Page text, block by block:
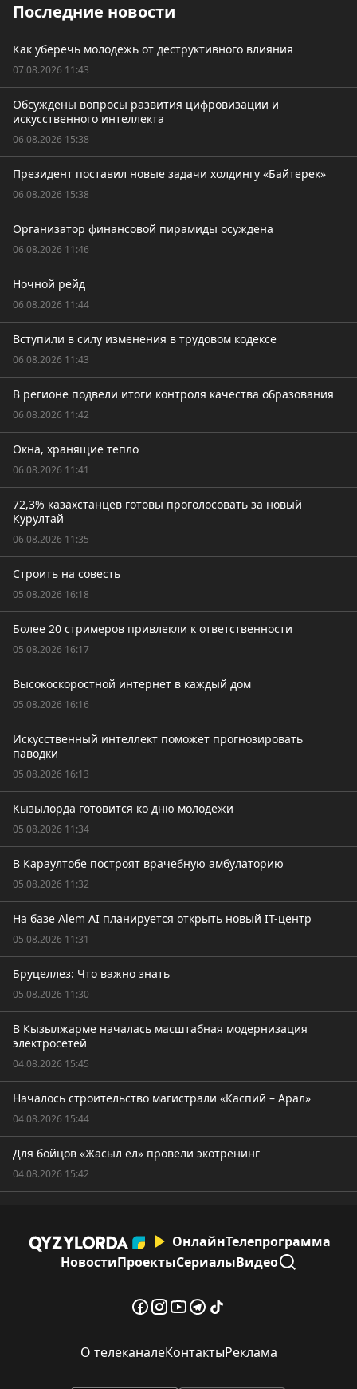
Последние новости
Как уберечь молодежь от деструктивного влияния
07.08.2026 11:43
Обсуждены вопросы развития цифровизации и
искусственного интеллекта
06.08.2026 15:38
Президент поставил новые задачи холдингу «Байтерек»
06.08.2026 15:38
Организатор финансовой пирамиды осуждена
06.08.2026 11:46
Ночной рейд
06.08.2026 11:44
Вступили в силу изменения в трудовом кодексе
06.08.2026 11:43
В регионе подвели итоги контроля качества образования
06.08.2026 11:42
Окна, хранящие тепло
06.08.2026 11:41
72,3% казахстанцев готовы проголосовать за новый
Курултай
06.08.2026 11:35
Строить на совесть
05.08.2026 16:18
Более 20 стримеров привлекли к ответственности
05.08.2026 16:17
Высокоскоростной интернет в каждый дом
05.08.2026 16:16
Искусственный интеллект поможет прогнозировать
паводки
05.08.2026 16:13
Кызылорда готовится ко дню молодежи
05.08.2026 11:34
В Караултобе построят врачебную амбулаторию
05.08.2026 11:32
На базе Alem AI планируется открыть новый IT-центр
05.08.2026 11:31
Бруцеллез: Что важно знать
05.08.2026 11:30
В Кызылжарме началась масштабная модернизация
электросетей
04.08.2026 15:45
Началось строительство магистрали «Каспий – Арал»
04.08.2026 15:44
Для бойцов «Жасыл ел» провели экотренинг
04.08.2026 15:42
ОнлайнТелепрограмма
НовостиПроектыСериалыВидео
О телеканалеКонтактыРеклама